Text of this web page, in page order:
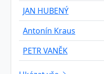
JAN HUBENÝ
Antonín Kraus
PETR VANĚK